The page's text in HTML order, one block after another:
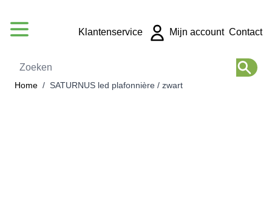
Zoeken
Klantenservice Mijn account Contact
Home / SATURNUS led plafonnière / zwart